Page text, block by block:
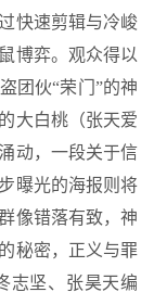
快速剪辑与冷峻
博弈。观众得以
团伙“荣门”的神
大白桃（张天爱
动，一段关于信
曝光的海报则将
像错落有致，神
秘密，正义与罪
志坚、张昊天编